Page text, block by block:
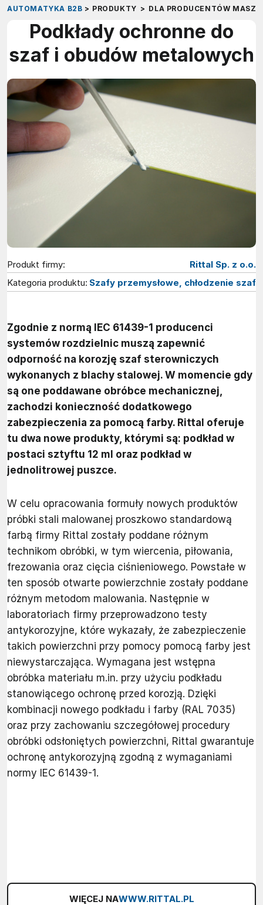
AUTOMATYKA B2B > PRODUKTY > DLA PRODUCENTÓW
Podkłady ochronne do
szaf i obudów metalowych
Produkt firmy:
Rittal Sp. z o.o.
Kategoria produktu: Szafy przemysłowe, chłodzenie szaf
Zgodnie z normą IEC 61439-1 producenci
systemów rozdzielnic muszą zapewnić
odporność na korozję szaf sterowniczych
wykonanych z blachy stalowej. W momencie gdy
są one poddawane obróbce mechanicznej,
zachodzi konieczność dodatkowego
zabezpieczenia za pomocą farby. Rittal oferuje
tu dwa nowe produkty, którymi są: podkład w
postaci sztyftu 12 ml oraz podkład w
jednolitrowej puszce.
W celu opracowania formuły nowych produktów
próbki stali malowanej proszkowo standardową
farbą firmy Rittal zostały poddane różnym
technikom obróbki, w tym wiercenia, piłowania,
frezowania oraz cięcia ciśnieniowego. Powstałe w
ten sposób otwarte powierzchnie zostały poddane
różnym metodom malowania. Następnie w
laboratoriach firmy przeprowadzono testy
antykorozyjne, które wykazały, że zabezpieczenie
takich powierzchni przy pomocy pomocą farby jest
niewystarczająca. Wymagana jest wstępna
obróbka materiału m.in. przy użyciu podkładu
stanowiącego ochronę przed korozją. Dzięki
kombinacji nowego podkładu i farby (RAL 7035)
oraz przy zachowaniu szczegółowej procedury
obróbki odsłoniętych powierzchni, Rittal gwarantuje
ochronę antykorozyjną zgodną z wymaganiami
normy IEC 61439-1.
WIĘCEJ NAWWW.RITTAL.PL